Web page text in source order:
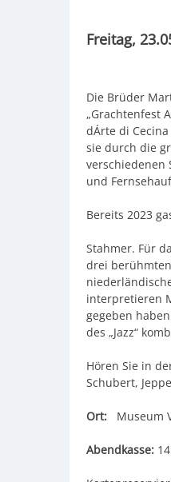
Die Brüder
„Grachtenfest
dÁrte di
sie durch die
verschiedenen
und
Bereits 2023
Stahmer. Für
drei
interpretieren
gegeben
des „Jazz“
Hören Sie in
Schubert,
Ort: Museum
Abendkasse: